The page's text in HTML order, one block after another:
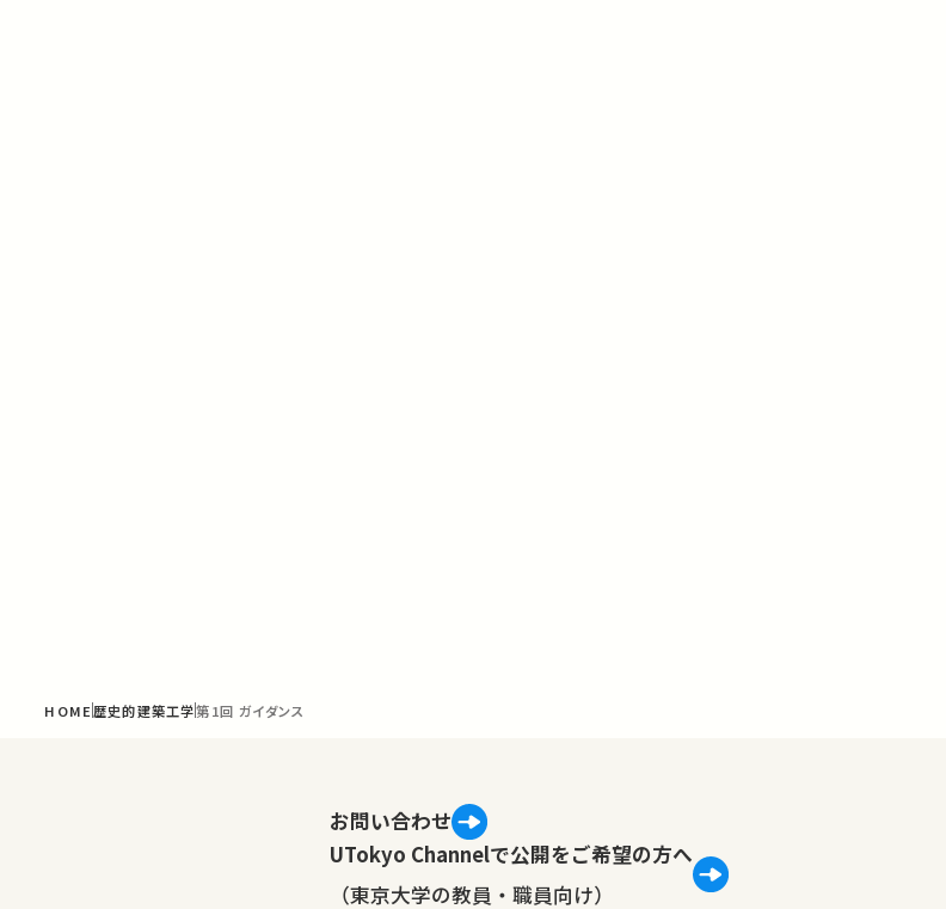
HOME歴史的建築工学第1回 ガイダンス
お問い合わせ
UTokyo Channelで公開をご希望の方へ
（東京大学の教員・職員向け）